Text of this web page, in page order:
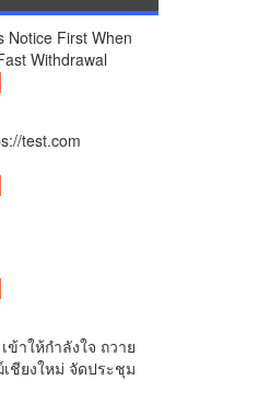
Notice First When
Withdrawal
test.com
ข้าให้กำลังใจ ถวาย
ชียงใหม่ จัดประชุม
ายจ่ายของวัด กว่า